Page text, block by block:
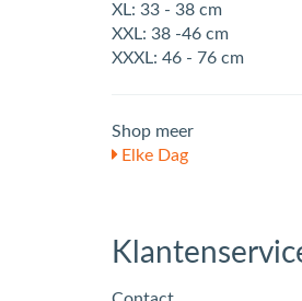
XL: 33 - 38 cm
XXL: 38 -46 cm
XXXL: 46 - 76 cm
Shop meer
Elke Dag